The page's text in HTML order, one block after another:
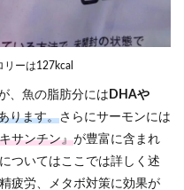
リーは127kcal
、魚の脂肪分には DHAや
ります。さらにサーモンには
サンチン』が豊富に含まれ
ついてはここでは詳しく述
疲労、メタボ対策に効果が